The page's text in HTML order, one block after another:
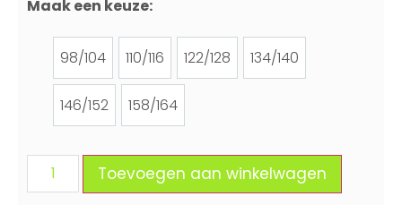
Maak een keuze:
98/104
98/104
110/116
110/116
122/128
122/128
134/140
134/140
146/152
146/152
158/164
158/164
Toevoegen aan winkelwagen